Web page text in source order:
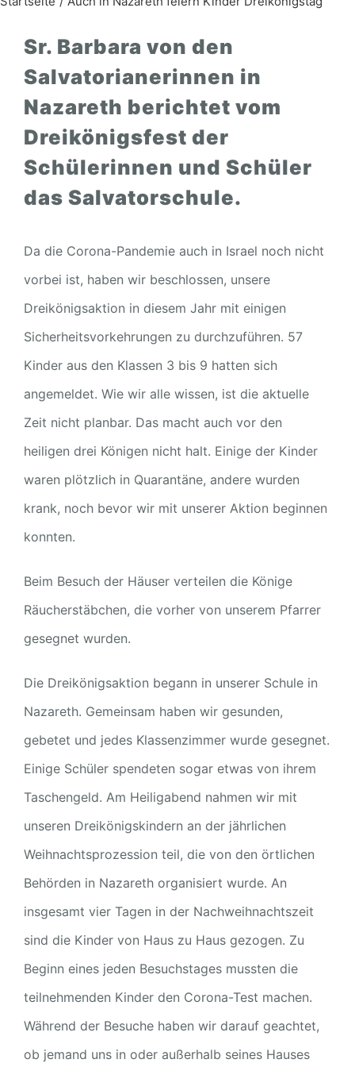
Sr. Barbara von den
Salvatorianerinnen in
Nazareth berichtet vom
Dreikönigsfest der
Schülerinnen und Schüler
das Salvatorschule.
Da die Corona-Pandemie auch in Israel noch nicht
vorbei ist, haben wir beschlossen, unsere
Dreikönigsaktion in diesem Jahr mit einigen
Sicherheitsvorkehrungen zu durchzuführen. 57
Kinder aus den Klassen 3 bis 9 hatten sich
angemeldet. Wie wir alle wissen, ist die aktuelle
Zeit nicht planbar. Das macht auch vor den
heiligen drei Königen nicht halt. Einige der Kinder
waren plötzlich in Quarantäne, andere wurden
krank, noch bevor wir mit unserer Aktion beginnen
konnten.
Beim Besuch der Häuser verteilen die Könige
Räucherstäbchen, die vorher von unserem Pfarrer
gesegnet wurden.
Die Dreikönigsaktion begann in unserer Schule in
Nazareth. Gemeinsam haben wir gesunden,
gebetet und jedes Klassenzimmer wurde gesegnet.
Einige Schüler spendeten sogar etwas von ihrem
Taschengeld. Am Heiligabend nahmen wir mit
unseren Dreikönigskindern an der jährlichen
Weihnachtsprozession teil, die von den örtlichen
Behörden in Nazareth organisiert wurde. An
insgesamt vier Tagen in der Nachweihnachtszeit
sind die Kinder von Haus zu Haus gezogen. Zu
Beginn eines jeden Besuchstages mussten die
teilnehmenden Kinder den Corona-Test machen.
Während der Besuche haben wir darauf geachtet,
ob jemand uns in oder außerhalb seines Hauses